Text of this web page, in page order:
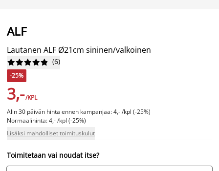
ALF
Lautanen ALF Ø21cm sininen/valkoinen





 (6)
-25%
3,-/KPL
Alin 30 päivän hinta ennen kampanjaa: 4,- /kpl (-25%)
Normaalihinta: 4,- /kpl (-25%)
Lisäksi mahdolliset toimituskulut
Toimitetaan vai noudat itse?